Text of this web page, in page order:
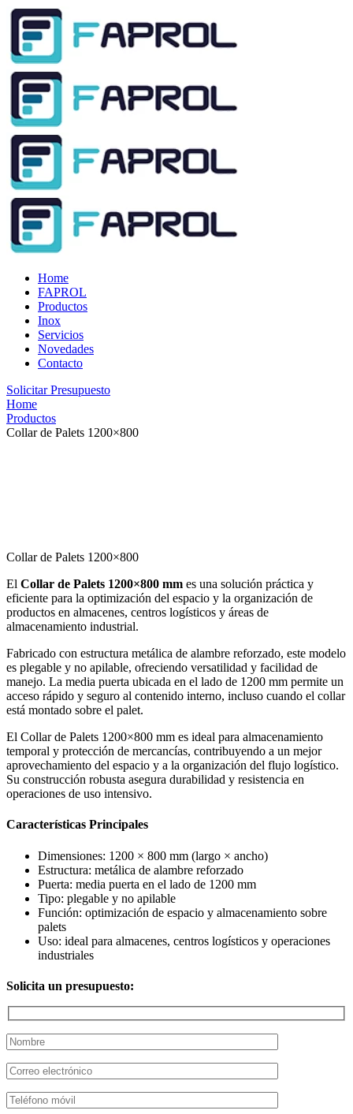
Home
FAPROL
Productos
Inox
Servicios
Novedades
Contacto
Solicitar Presupuesto
Home
Productos
Collar de Palets 1200×800
Collar de Palets 1200×800
El Collar de Palets 1200×800 mm es una solución práctica y
eficiente para la optimización del espacio y la organización de
productos en almacenes, centros logísticos y áreas de
almacenamiento industrial.
Fabricado con estructura metálica de alambre reforzado, este modelo
es plegable y no apilable, ofreciendo versatilidad y facilidad de
manejo. La media puerta ubicada en el lado de 1200 mm permite un
acceso rápido y seguro al contenido interno, incluso cuando el collar
está montado sobre el palet.
El Collar de Palets 1200×800 mm es ideal para almacenamiento
temporal y protección de mercancías, contribuyendo a un mejor
aprovechamiento del espacio y a la organización del flujo logístico.
Su construcción robusta asegura durabilidad y resistencia en
operaciones de uso intensivo.
Características Principales
Dimensiones: 1200 × 800 mm (largo × ancho)
Estructura: metálica de alambre reforzado
Puerta: media puerta en el lado de 1200 mm
Tipo: plegable y no apilable
Función: optimización de espacio y almacenamiento sobre
palets
Uso: ideal para almacenes, centros logísticos y operaciones
industriales
Solicita un presupuesto: